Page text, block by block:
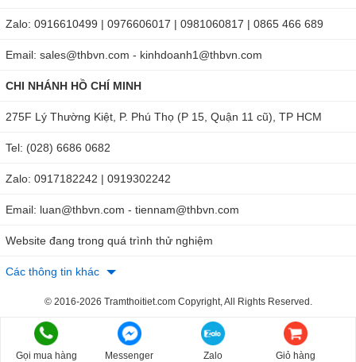
Zalo: 0916610499 | 0976606017 | 0981060817 | 0865 466 689
Email: sales@thbvn.com - kinhdoanh1@thbvn.com
CHI NHÁNH HỒ CHÍ MINH
275F Lý Thường Kiệt, P. Phú Thọ (P 15, Quận 11 cũ), TP HCM
Tel: (028) 6686 0682
Zalo: 0917182242 | 0919302242
Email: luan@thbvn.com - tiennam@thbvn.com
Website đang trong quá trình thử nghiệm
Các thông tin khác
© 2016-2026 Tramthoitiet.com Copyright, All Rights Reserved.
Gọi mua hàng Messenger Zalo Giỏ hàng